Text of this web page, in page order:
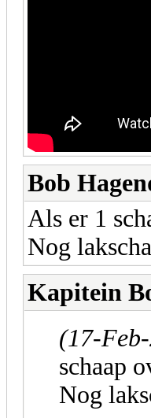
Bob
Als er 1
Nog
Kapitein
(17-
schaap
Nog